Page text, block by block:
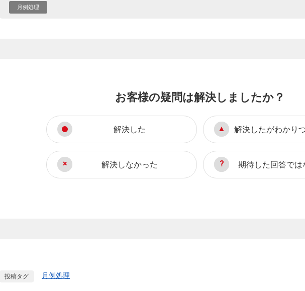
月例処理
お客様の疑問は解決しましたか？
解決した 解決したがわかり
解決しなかった 期待した回答では
投稿タグ 月例処理